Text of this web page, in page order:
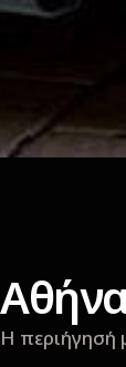
Η περιήγησή